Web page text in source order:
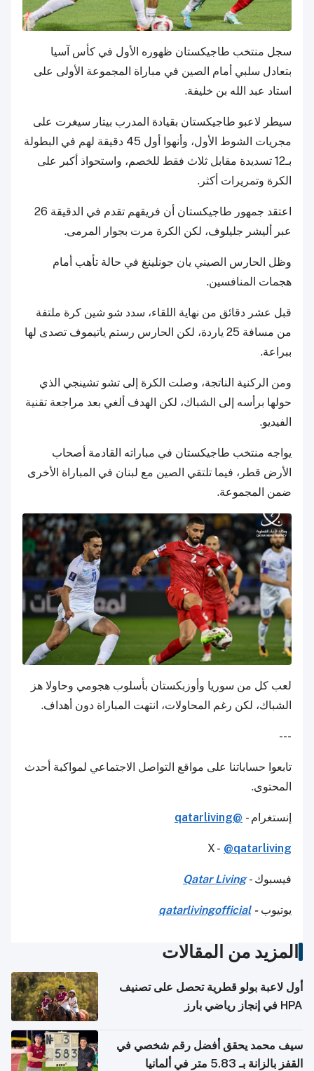
سجل منتخب طاجيكستان ظهوره الأول في كأس آسيا
بتعادل سلبي أمام الصين في مباراة المجموعة الأولى على
استاد عبد الله بن خليفة.
سيطر لاعبو طاجيكستان بقيادة المدرب بيتار سيغرت على
مجريات الشوط الأول، وأنهوا أول 45 دقيقة لهم في البطولة
بـ12 تسديدة مقابل ثلاث فقط للخصم، واستحواذ أكبر على
الكرة وتمريرات أكثر.
اعتقد جمهور طاجيكستان أن فريقهم تقدم في الدقيقة 26
عبر أليشر جليلوف، لكن الكرة مرت بجوار المرمى.
وظل الحارس الصيني يان جونلينغ في حالة تأهب أمام
هجمات المنافسين.
قبل عشر دقائق من نهاية اللقاء، سدد شو شين كرة ملتفة
من مسافة 25 ياردة، لكن الحارس رستم ياتيموف تصدى لها
ببراعة.
ومن الركنية الناتجة، وصلت الكرة إلى تشو تشينجي الذي
حولها برأسه إلى الشباك، لكن الهدف ألغي بعد مراجعة تقنية
الفيديو.
يواجه منتخب طاجيكستان في مباراته القادمة أصحاب
الأرض قطر، فيما تلتقي الصين مع لبنان في المباراة الأخرى
ضمن المجموعة.
لعب كل من سوريا وأوزبكستان بأسلوب هجومي وحاولا هز
الشباك، لكن رغم المحاولات، انتهت المباراة دون أهداف.
---
تابعوا حساباتنا على مواقع التواصل الاجتماعي لمواكبة أحدث
المحتوى.
إنستغرام - @qatarliving
X - @qatarliving
فيسبوك -Qatar Living
يوتيوب-
qatarlivingofficial
المزيد من المقالات
أول لاعبة بولو قطرية تحصل على تصنيف
HPA في إنجاز رياضي بارز
سيف محمد يحقق أفضل رقم شخصي في
القفز بالزانة بـ 5.83 متر في ألمانيا